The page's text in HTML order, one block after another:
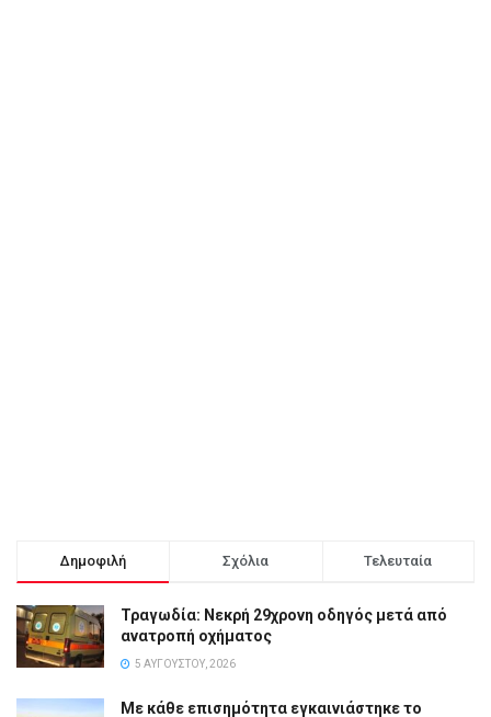
Δημοφιλή Σχόλια Τελευταία
Τραγωδία: Νεκρή 29χρονη οδηγός μετά από
ανατροπή οχήματος
5 ΑΥΓΟΎΣΤΟΥ, 2026
Με κάθε επισημότητα εγκαινιάστηκε το